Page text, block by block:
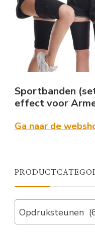
Sportbanden
effect voor
Ga naar de
Opdruksteunen